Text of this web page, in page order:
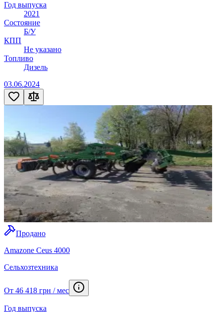
Год выпуска
2021
Состояние
Б/У
КПП
Не указано
Топливо
Дизель
03.06.2024
Продано
Amazone Ceus 4000
Сельхозтехника
От 46 418 грн / мес
Год выпуска